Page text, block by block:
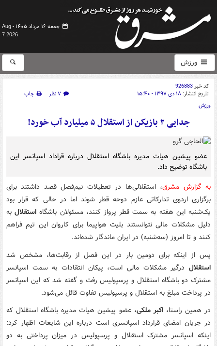
جمعه ۱۶ مرداد ۱۴۰۵ -
Aug
7 2026
ورزش
کد خبر926883
تاریخ انتشار: ۱۸ دی ۱۳۹۷ - ۱۵:۴۰ ۷ نظر
چاپ
ورزش
جدایی ۲ بازیکن از استقلال ۵ میلیارد آب خورد!
عضو پیشین هیات مدیره باشگاه استقلال درباره قراداد اسپانسر این
باشگاه توضیح داد.
به گزارش مشرق، استقلالی‌ها در تعطیلات نیم‌فصل قصد داشتند برای
برگزاری اردوی تدارکاتی عازم دوحه قطر شوند اما در حالی که قرار بود
یک‌شنبه این هفته به سمت قطر پرواز کنند، مسئولان باشگاهاستقلالبه
دلیل مشکلات مالی نتوانستند بلیت هواپیما برای کاروان این تیم فراهم
کنند و تا امروز (سه‌شنبه) در ایران ماندگار شده‌اند.
پس از اینکه برای دومین بار در این فصل از رقابت‌ها، مشخص شد
استقلال درگیر مشکلات مالی است، پیکان انتقادات به سمت اسپانسر
مشترک دو باشگاه استقلال و پرسپولیس رفت و گفته شد که این اسپانسر
در پرداخت مبلغ به استقلال و پرسپولیس تفاوت قائل می‌شود.
در همین راستا، اکبر ملکی، عضو پیشین هیات مدیره باشگاه استقلال که
در جریان امضای قرارداد اسپانسری است درباره این شایعات اظهار کرد:
اینکه اسپانسر مشترک استقلال و پرسپولیس در میزان پرداختی به دو